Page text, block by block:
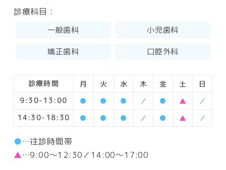
診療科目：
一般歯科 小児歯科
矯正歯科 口腔外科
診療時間 月 火 水 木 金 土
日
9:30-13:00
● ● ● ／ ● ▲
／
14:30-18:30
● ● ● ／ ● ▲ ／
●…往診時間帯
▲…9:00～12:30／14:00～17:00